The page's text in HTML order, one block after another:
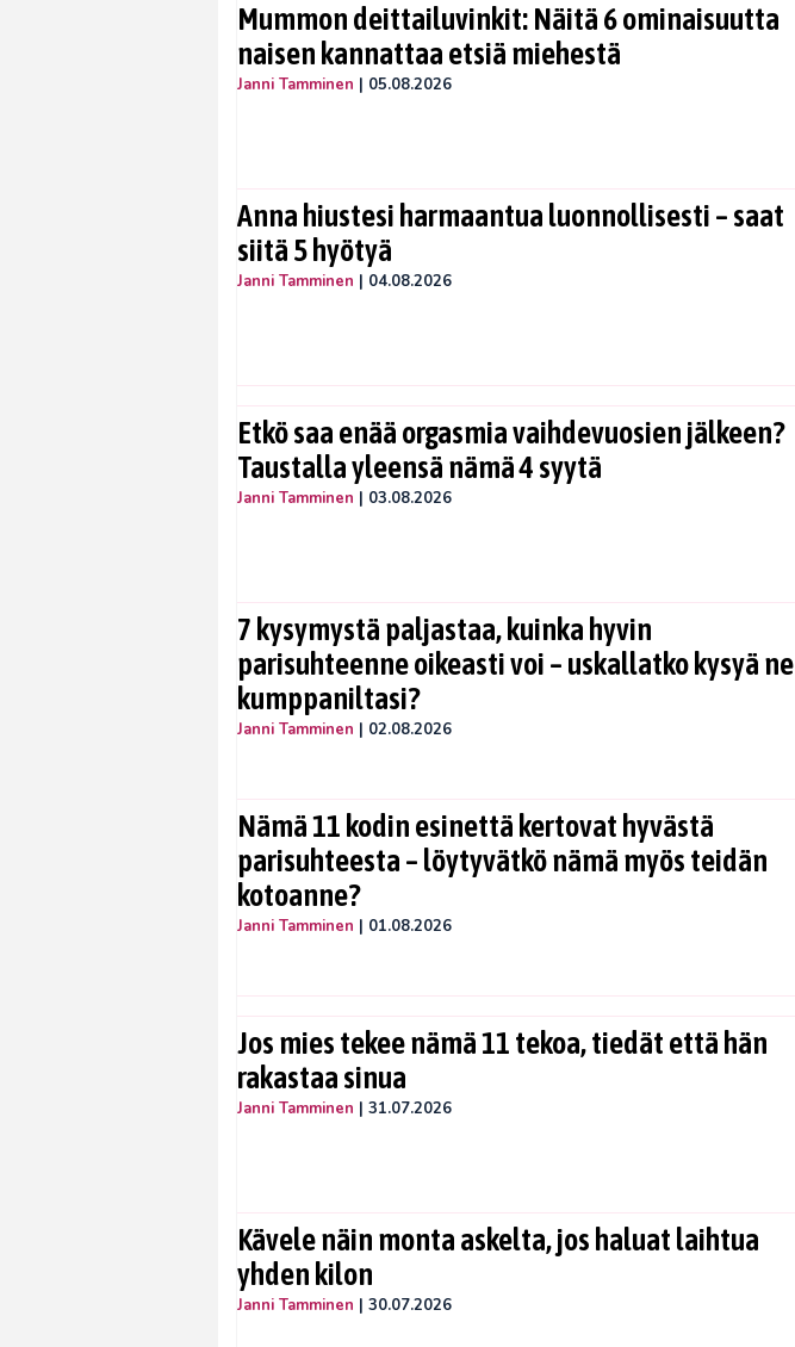
Mummon deittailuvinkit: Näitä 6 ominaisuutta
naisen kannattaa etsiä miehestä
Janni Tamminen | 05.08.2026
Anna hiustesi harmaantua luonnollisesti – saat
siitä 5 hyötyä
Janni Tamminen | 04.08.2026
Etkö saa enää orgasmia vaihdevuosien jälkeen?
Taustalla yleensä nämä 4 syytä
Janni Tamminen | 03.08.2026
7 kysymystä paljastaa, kuinka hyvin
parisuhteenne oikeasti voi – uskallatko kysyä ne
kumppaniltasi?
Janni Tamminen | 02.08.2026
Nämä 11 kodin esinettä kertovat hyvästä
parisuhteesta – löytyvätkö nämä myös teidän
kotoanne?
Janni Tamminen | 01.08.2026
Jos mies tekee nämä 11 tekoa, tiedät että hän
rakastaa sinua
Janni Tamminen | 31.07.2026
Kävele näin monta askelta, jos haluat laihtua
yhden kilon
Janni Tamminen | 30.07.2026